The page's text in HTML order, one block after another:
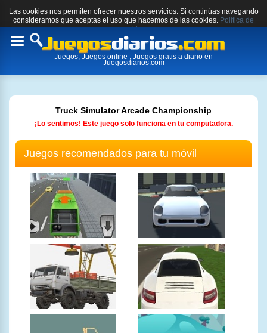
Las cookies nos permiten ofrecer nuestros servicios. Si continúas navegando
consideramos que aceptas el uso que hacemos de las cookies. Política de
cookies.
Toggle
Juegos, Juegos online , Juegos gratis a diario en
Juegosdiarios.com
Truck Simulator Arcade Championship
¡Lo sentimos! Este juego solo funciona en tu computadora.
Juegos recomendados para tu móvil